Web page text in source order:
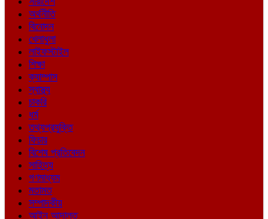
অর্থনীতি
বিনোদন
খেলাধুলা
লাইফস্টাইল
শিক্ষা
ক্যাম্পাস
স্বাস্থ্য
চাকরি
ধর্ম
তথ্যপ্রযুক্তি
ফিচার
বিশেষ প্রতিবেদন
সাহিত্য
গণমাধ্যম
মতামত
সম্পাদকীয়
আইন আদালত